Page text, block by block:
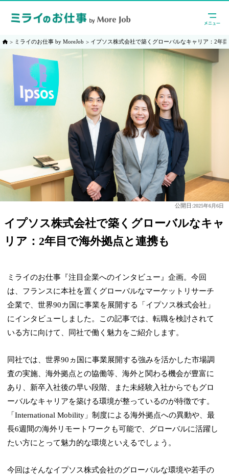
ミライのお仕事 by MoreJob イプソス株式会社で築くグローバルなキャリア：2年
公開日:2025年6月6日
イプソス株式会社で築くグローバルなキャ
リア：2年目で海外拠点と連携も
ミライのお仕事『注目企業へのインタビュー』企画。今回
は、フランスに本社を置くグローバルなマーケットリサーチ
企業で、世界90カ国に事業を展開する「イプソス株式会社」
にインタビューしました。この記事では、転職を検討されて
いる方に向けて、同社で働く魅力をご紹介します。
同社では、世界90ヵ国に事業展開する強みを活かした市場調
査の実施、海外拠点との協働等、海外と関わる機会が豊富に
あり、新卒入社後の早い段階、また未経験入社からでもグロ
ーバルなキャリアを築ける環境が整っているのが特徴です。
「International Mobility」制度による海外拠点への異動や、最
長6週間の海外リモートワークも可能で、グローバルに活躍し
たい方にとって魅力的な環境といえるでしょう。
今回はそんなイプソス株式会社のグローバルな環境や若手の